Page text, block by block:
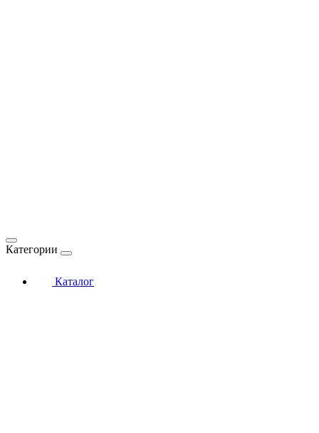
Категории
Каталог